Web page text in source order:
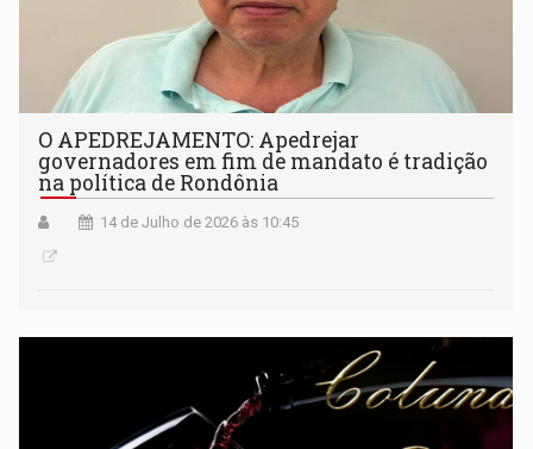
O APEDREJAMENTO: Apedrejar
governadores em fim de mandato é tradição
na política de Rondônia
14 de Julho de 2026 às 10:45